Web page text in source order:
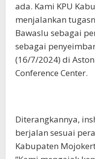
ada. Kami KPU
menjalankan
Bawaslu sebagai
sebagai
(16/7/2024) di
Conference Center.
Diterangkannya,
berjalan sesuai
Kabupaten